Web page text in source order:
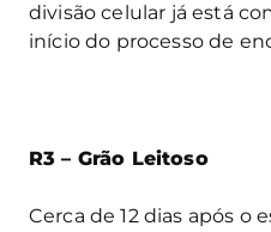
divisão celular já está
início do processo de
R3 – Grão Leitoso
Cerca de 12 dias após o